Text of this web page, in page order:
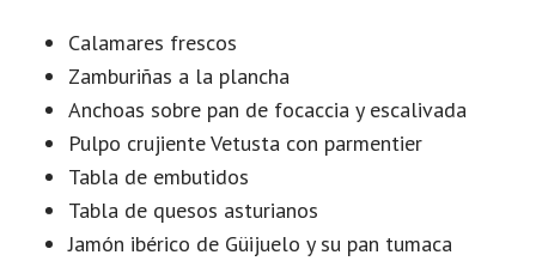
Calamares frescos
Zamburiñas a la plancha
Anchoas sobre pan de focaccia y escalivada
Pulpo crujiente Vetusta con parmentier
Tabla de embutidos
Tabla de quesos asturianos
Jamón ibérico de Güijuelo y su pan tumaca